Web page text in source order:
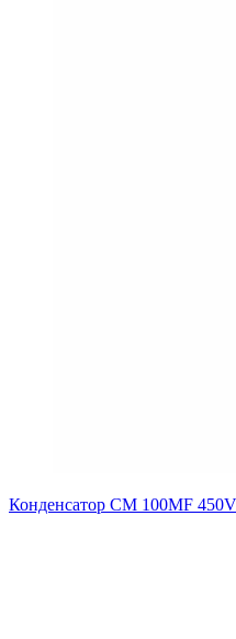
Конденсатор СМ 100MF